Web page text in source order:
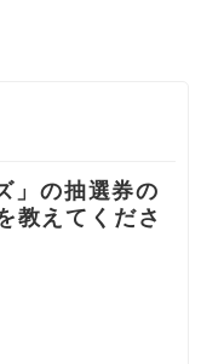
」の抽選券の
教えてくださ